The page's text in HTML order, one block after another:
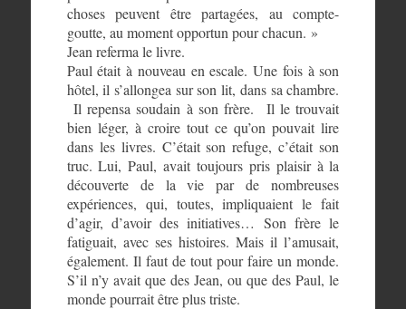
choses peuvent être partagées, au compte-
goutte, au moment opportun pour chacun. »
Jean referma le livre.
Paul était à nouveau en escale. Une fois à son
hôtel, il s’allongea sur son lit, dans sa chambre.
Il repensa soudain à son frère. Il le trouvait
bien léger, à croire tout ce qu’on pouvait lire
dans les livres. C’était son refuge, c’était son
truc. Lui, Paul, avait toujours pris plaisir à la
découverte de la vie par de nombreuses
expériences, qui, toutes, impliquaient le fait
d’agir, d’avoir des initiatives… Son frère le
fatiguait, avec ses histoires. Mais il l’amusait,
également. Il faut de tout pour faire un monde.
S’il n’y avait que des Jean, ou que des Paul, le
monde pourrait être plus triste.